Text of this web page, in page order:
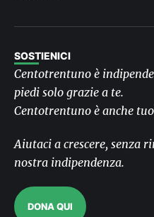
SOSTIENICI
Centotrentuno è
piedi solo grazie a te.
Centotrentuno è anche
Aiutaci a crescere, senza
nostra indipendenza.
DONA QUI